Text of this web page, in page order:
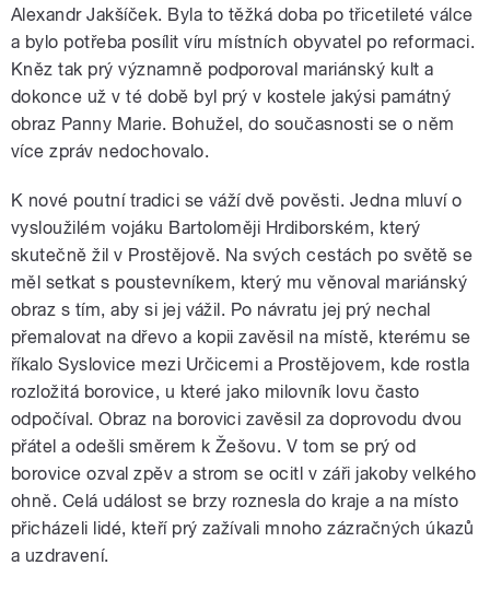
Alexandr Jakšíček. Byla to těžká doba po třicetileté válce
a bylo potřeba posílit víru místních obyvatel po reformaci.
Kněz tak prý významně podporoval mariánský kult a
dokonce už v té době byl prý v kostele jakýsi památný
obraz Panny Marie. Bohužel, do současnosti se o něm
více zpráv nedochovalo.
K nové poutní tradici se váží dvě pověsti. Jedna mluví o
vysloužilém vojáku Bartoloměji Hrdiborském, který
skutečně žil v Prostějově. Na svých cestách po světě se
měl setkat s poustevníkem, který mu věnoval mariánský
obraz s tím, aby si jej vážil. Po návratu jej prý nechal
přemalovat na dřevo a kopii zavěsil na místě, kterému se
říkalo Syslovice mezi Určicemi a Prostějovem, kde rostla
rozložitá borovice, u které jako milovník lovu často
odpočíval. Obraz na borovici zavěsil za doprovodu dvou
přátel a odešli směrem k Žešovu. V tom se prý od
borovice ozval zpěv a strom se ocitl v záři jakoby velkého
ohně. Celá událost se brzy roznesla do kraje a na místo
přicházeli lidé, kteří prý zažívali mnoho zázračných úkazů
a uzdravení.